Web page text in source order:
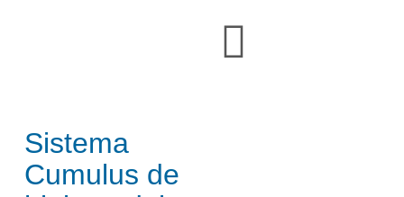
Sistema
Cumulus de